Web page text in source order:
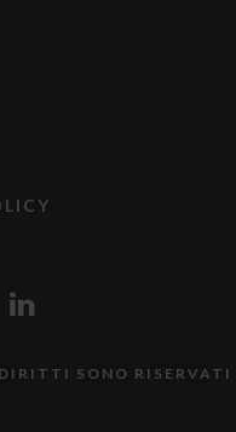
SONO RISERVATI